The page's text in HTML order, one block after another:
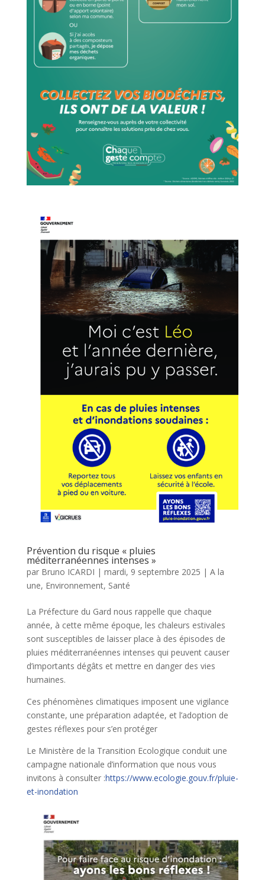
Prévention du risque « pluies
méditerranéennes intenses »
par Bruno ICARDI | mardi, 9 septembre 2025 | A la
une, Environnement, Santé
La Préfecture du Gard nous rappelle que chaque
année, à cette même époque, les chaleurs estivales
sont susceptibles de laisser place à des épisodes de
pluies méditerranéennes intenses qui peuvent causer
d’importants dégâts et mettre en danger des vies
humaines.
Ces phénomènes climatiques imposent une vigilance
constante, une préparation adaptée, et l’adoption de
gestes réflexes pour s’en protéger
Le Ministère de la Transition Ecologique conduit une
campagne nationale d’information que nous vous
invitons à consulter :https://www.ecologie.gouv.fr/pluie-
et-inondation